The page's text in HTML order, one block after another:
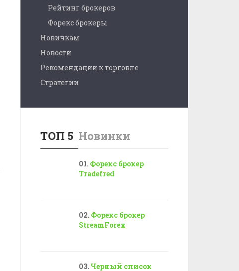
Рейтинг брокеров
Форекс брокеры
Новичкам
Новости
Рекомендации к торговле
Стратегии
ТОП 5 Новинки
Форекс брокер
Tradefred
Форекс брокер
StreamForex
Черный список